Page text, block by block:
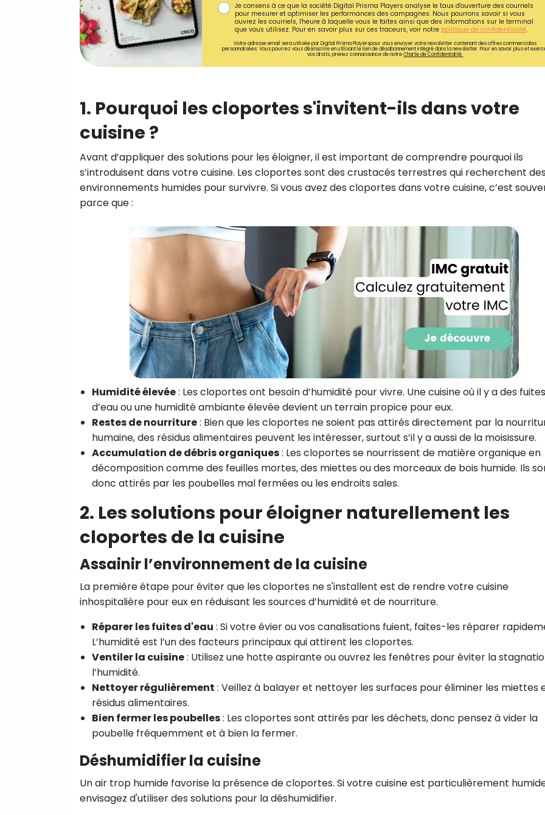
Je consens à ce que la société Digital Prisma Players analyse le taux d'ouverture des courriels
pour mesurer et optimiser les performances des campagnes. Nous pourrons savoir si vous
ouvrez les courriels, l'heure à laquelle vous le faites ainsi que des informations sur le terminal
que vous utilisez. Pour en savoir plus sur ces traceurs, voir notre politique de confidentialité.
Votre adresse email sera utilisée par Digital Prisma Playerspour vous envoyer votre newsletter contenant des offres commerciales
personnalisées. Vous pourrez vous désinscrire en utilisant le lien de désabonnement intégré dans la newsletter. Pour en savoir plus et
vos droits, prenez connaissance de notreCharte de Confidentialité.
1. Pourquoi les cloportes s'invitent-ils dans votre
cuisine ?
Avant d’appliquer des solutions pour les éloigner, il est important de comprendre pourquoi ils
s’introduisent dans votre cuisine. Les cloportes sont des crustacés terrestres qui recherchent des
environnements humides pour survivre. Si vous avez des cloportes dans votre cuisine, c’est
parce que :
Humidité élevée: Les cloportes ont besoin d’humidité pour vivre. Une cuisine où il y a des fuites
d’eau ou une humidité ambiante élevée devient un terrain propice pour eux.
Restes de nourriture: Bien que les cloportes ne soient pas attirés directement par la
humaine, des résidus alimentaires peuvent les intéresser, surtout s’il y a aussi de la moisissure.
Accumulation de débris organiques: Les cloportes se nourrissent de matière organique en
décomposition comme des feuilles mortes, des miettes ou des morceaux de bois humide. Ils
donc attirés par les poubelles mal fermées ou les endroits sales.
2. Les solutions pour éloigner naturellement les
cloportes de la cuisine
Assainir l’environnement de la cuisine
La première étape pour éviter que les cloportes ne s'installent est de rendre votre cuisine
inhospitalière pour eux en réduisant les sources d’humidité et de nourriture.
Réparer les fuites d'eau : Si votre évier ou vos canalisations fuient, faites-les réparer
L’humidité est l’un des facteurs principaux qui attirent les cloportes.
Ventiler la cuisine: Utilisez une hotte aspirante ou ouvrez les fenêtres pour éviter la
l’humidité.
Nettoyer régulièrement : Veillez à balayer et nettoyer les surfaces pour éliminer les miettes
résidus alimentaires.
Bien fermer les poubelles: Les cloportes sont attirés par les déchets, donc pensez à vider la
poubelle fréquemment et à bien la fermer.
Déshumidifier la cuisine
Un air trop humide favorise la présence de cloportes. Si votre cuisine est particulièrement
envisagez d'utiliser des solutions pour la déshumidifier.
Recevez
recettes inédites de
Ainsi que la newsletter
CROQ.
Je consens à ce que la société
Prisma Players analyse le taux
des courriels pour mesurer et
performances des campagnes.
pourrons savoir si vous ouvrez les
l'heure à laquelle vous le faites ainsi
des informations sur le terminal que
utilisez. Pour en savoir plus sur ces
politique de confidentialité
Je reçois mon cadeau !
envoyer votre newsletter contenant des offres
personnalisées. Vous pourrez vous désinscrire en
exercer vos droits, prenez connaissance de notre
Confidentialité